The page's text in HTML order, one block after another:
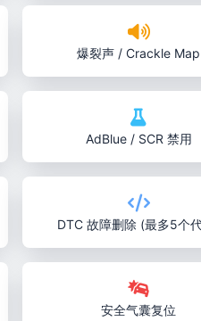
爆裂声 / Crackle Map
AdBlue / SCR 禁用
DTC 故障删除 (最多5个
安全气囊复位